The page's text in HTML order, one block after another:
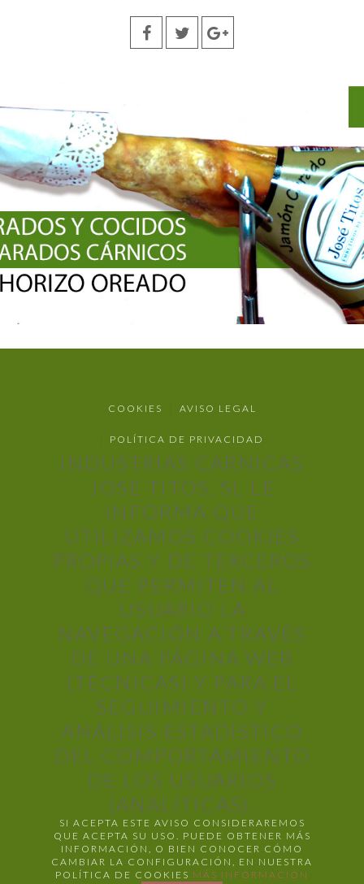
COOKIES AVISO LEGAL
POLÍTICA DE PRIVACIDAD
INDUSTRIAS CARNICAS
JOSE TITOS, SL LE
INFORMA QUE
UTILIZAMOS COOKIES
PROPIAS Y DE TERCEROS
QUE PERMITEN AL
USUARIO LA
NAVEGACIÓN A TRAVÉS
DE UNA PÁGINA WEB
(TÉCNICAS) Y PARA EL
SEGUIMIENTO Y
ANÁLISIS ESTADÍSTICO
DEL COMPORTAMIENTO
DE LOS USUARIOS
(ANALÍTICAS).
SI ACEPTA ESTE AVISO CONSIDERAREMOS
QUE ACEPTA SU USO. PUEDE OBTENER MÁS
INFORMACIÓN, O BIEN CONOCER CÓMO
CAMBIAR LA CONFIGURACIÓN, EN NUESTRA
POLÍTICA DE COOKIES MÁS INFORMACIÓN